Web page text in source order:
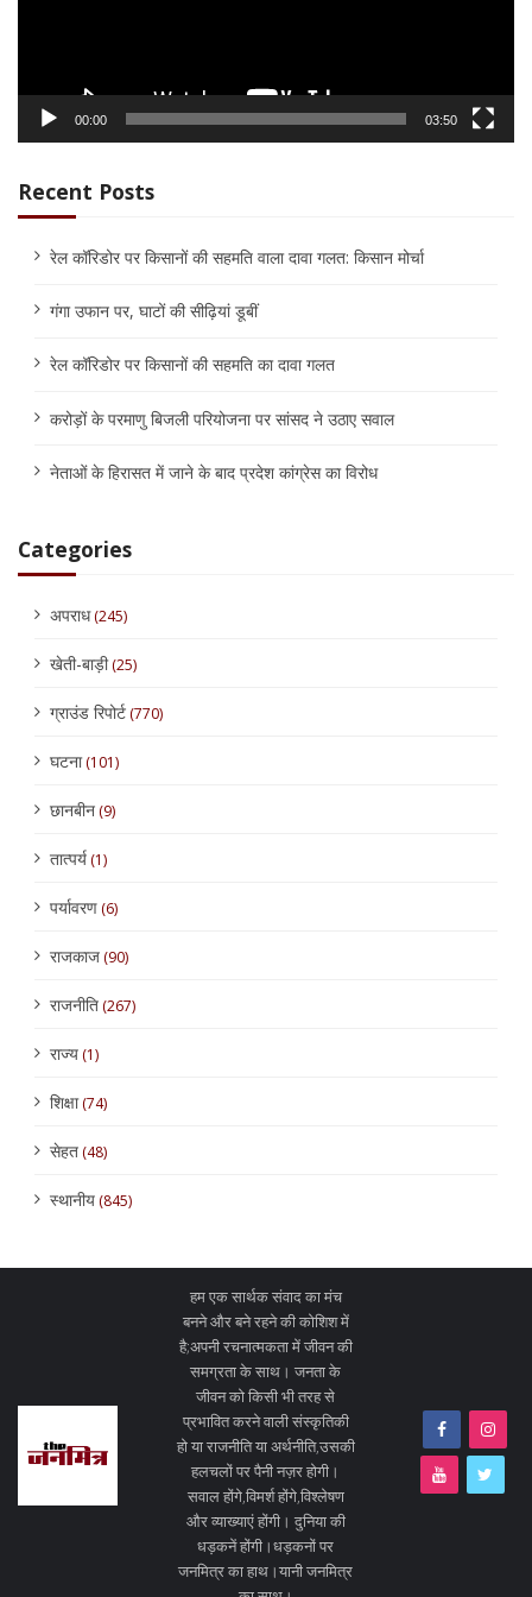
00:00 03:50
Recent Posts
रेल कॉरिडोर पर किसानों की सहमति वाला दावा गलत: किसान मोर्चा
गंगा उफान पर, घाटों की सीढ़ियां डूबीं
रेल कॉरिडोर पर किसानों की सहमति का दावा गलत
करोड़ों के परमाणु बिजली परियोजना पर सांसद ने उठाए सवाल
नेताओं के हिरासत में जाने के बाद प्रदेश कांग्रेस का विरोध
Categories
अपराध(245)
खेती-बाड़ी(25)
ग्राउंड रिपोर्ट(770)
घटना(101)
छानबीन(9)
तात्पर्य(1)
पर्यावरण(6)
राजकाज(90)
राजनीति(267)
राज्य(1)
शिक्षा(74)
सेहत(48)
स्थानीय(845)
हम एक सार्थक संवाद का मंच
बनने और बने रहने की कोशिश में
है;अपनी रचनात्मकता में जीवन की
समग्रता के साथ। जनता के
जीवन को किसी भी तरह से
प्रभावित करने वाली संस्कृतिकी
हो या राजनीति या अर्थनीति,उसकी
हलचलों पर पैनी नज़र होगी।
सवाल होंगे,विमर्श होंगे,विश्लेषण
और व्याख्याएं होंगी। दुनिया की
धड़कनें होंगी।धड़कनों पर
जनमित्र का हाथ।यानी जनमित्र